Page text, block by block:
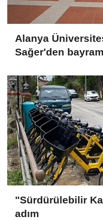
Alanya
Sağer'den
"Sürdürülebilir
adım